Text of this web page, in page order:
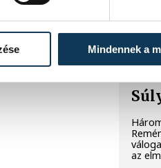
Mindennek a
az